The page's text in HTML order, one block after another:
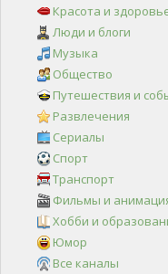
Красота и
Люди и блоги
Музыка
Общество
Путешествия и
Развлечения
Сериалы
Спорт
Транспорт
Фильмы и
Хобби и
Юмор
Все каналы